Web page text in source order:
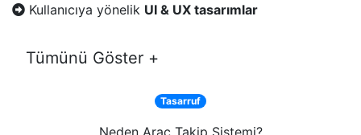
Kullanıcıya yönelik UI & UX tasarımlar
Tümünü Göster +
Tasarruf
Neden Araç Takip Sistemi?